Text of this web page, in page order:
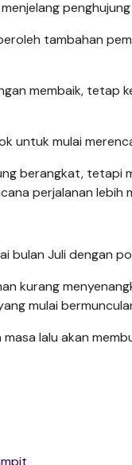
penghujung
tambahan
membaik, tetap
untuk mulai
berangkat, tetapi
perjalanan lebih
bulan Juli dengan
kurang
mulai
lalu akan